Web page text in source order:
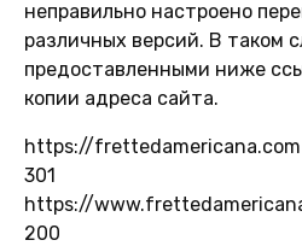
неправильно настроено
различных версий. В таком
предоставленными ниже
копии адреса сайта.
https://frettedamericana.com
301
https://
200